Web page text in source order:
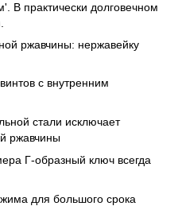
В практически долговечном
ржавчины: нержавейку
с внутренним
стали исключает
ржавчины
Г-образный ключ всегда
для большого срока